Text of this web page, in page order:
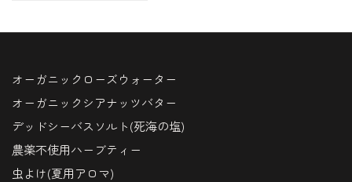
オーガニックローズウォーター
オーガニックシアナッツバター
デッドシーバスソルト(死海の塩)
農薬不使用ハーブティー
虫よけ(夏用アロマ)